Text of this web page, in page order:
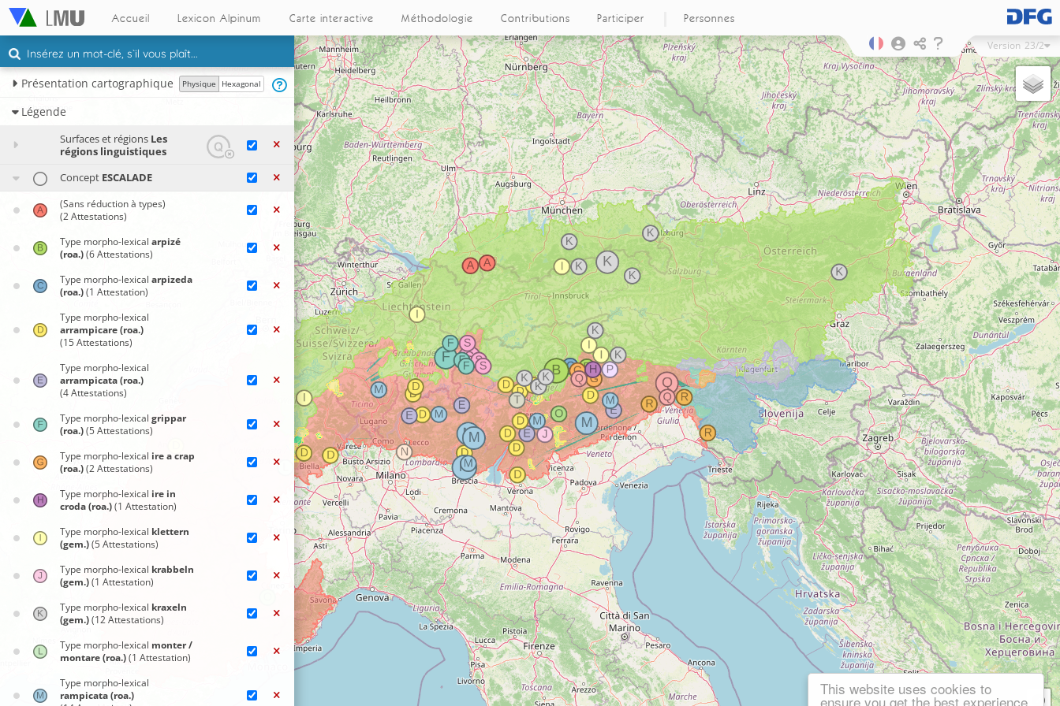
This website uses cookies to
ensure you get the best experience
Accueil Lexicon Alpinum Carte interactive Méthodologie Contributions Participer Personnes
Version 23/2
Présentation cartographique Physique Hexagonal
Légende
Surfaces et régions Les
régions linguistiques
Concept ESCALADE
(Sans réduction à types)
(2 Attestations)
Type morpho-lexical arpizé
(roa.)(6 Attestations)
Type morpho-lexical arpizeda
(roa.)(1 Attestation)
Type morpho-lexical
arrampicare (roa.)
(15 Attestations)
Type morpho-lexical
arrampicata (roa.)
(4 Attestations)
Type morpho-lexical grippar
(roa.)(5 Attestations)
Type morpho-lexical ire a crap
(roa.)(2 Attestations)
Type morpho-lexical ire in
croda (roa.)(1 Attestation)
Type morpho-lexical klettern
(gem.)(5 Attestations)
Type morpho-lexical krabbeln
(gem.)(1 Attestation)
Type morpho-lexical kraxeln
(gem.)(12 Attestations)
Type morpho-lexical monter /
montare (roa.)(1 Attestation)
Type morpho-lexical
rampicata (roa.)